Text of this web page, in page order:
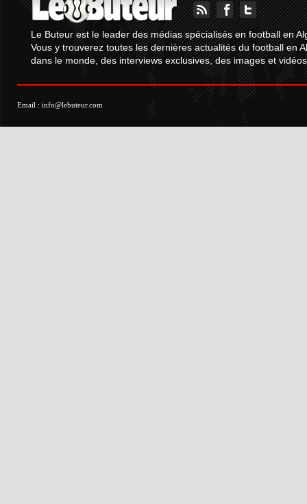
Le Buteur est le leader des médias spécialisés en football en
Vous y trouverez toutes les dernières actualités du football en
dans le monde, des interviews exclusives, des images et
Email : info@lebuteur.com